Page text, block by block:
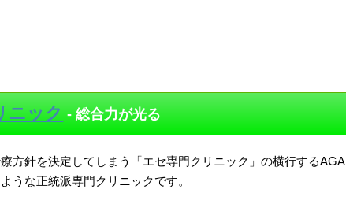
ニック - 総合力が光る
方針を決定してしまう「エセ専門クリニック」の横行するAGA
うな正統派専門クリニックです。